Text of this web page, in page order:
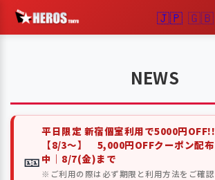
🇯🇵 🇬🇧
NEWS
🎫
平日限定 新宿個室利用で5000円OFF!!
【8/3～】 5,000円OFFクーポン配布
中｜8/7(金)まで
※ご利用の際は必ず期限と利用方法をご確認